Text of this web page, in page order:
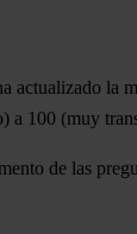
actualizado la
a 100 (muy
de las